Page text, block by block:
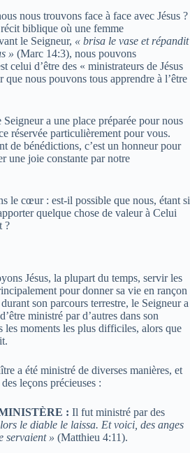
nous trouvons face à face avec Jésus ?
biblique où une femme
le Seigneur, « brisa le vase et répandit
» (Marc 14:3), nous pouvons
celui d’être des « ministrateurs de Jésus
nous pouvons tous apprendre à l’être
a une place préparée pour nous
réservée particulièrement pour vous.
de bénédictions, c’est un honneur pour
une joie constante par notre
le cœur : est-il possible que nous, étant si
quelque chose de valeur à Celui
?
Jésus, la plupart du temps, servir les
pour donner sa vie en rançon
son parcours terrestre, le Seigneur a
ministré par d’autres dans son
les moments les plus difficiles, alors que
a été ministré de diverses manières, et
leçons précieuses :
: Il fut ministré par des
le diable le laissa. Et voici, des anges
servaient » (Matthieu 4:11).